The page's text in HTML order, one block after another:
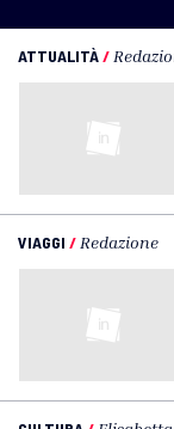
ATTUALITÀ/
VIAGGI / Redazione